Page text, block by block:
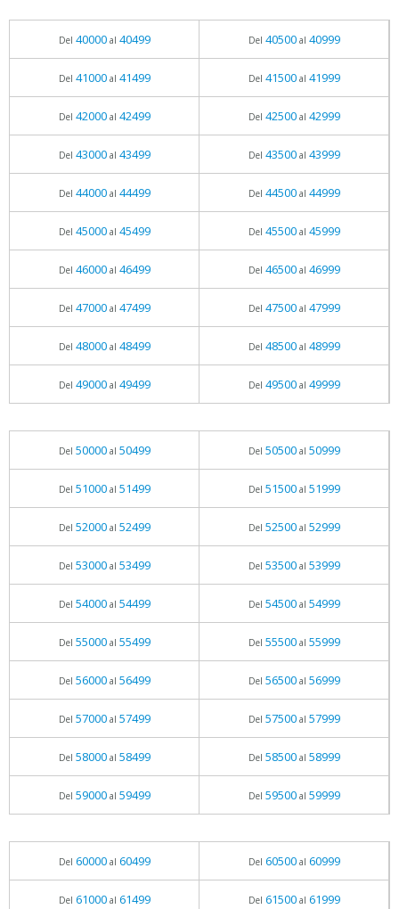
Del 40000al 40499 Del 40500al 40999
Del 41000al 41499 Del 41500al 41999
Del 42000al 42499 Del 42500al 42999
Del 43000al 43499 Del 43500al 43999
Del 44000al 44499 Del 44500al 44999
Del 45000al 45499 Del 45500al 45999
Del 46000al 46499 Del 46500al 46999
Del 47000al 47499 Del 47500al 47999
Del 48000al 48499 Del 48500al 48999
Del 49000al 49499 Del 49500al 49999
Del 50000al 50499 Del 50500al 50999
Del 51000al 51499 Del 51500al 51999
Del 52000al 52499 Del 52500al 52999
Del 53000al 53499 Del 53500al 53999
Del 54000al 54499 Del 54500al 54999
Del 55000al 55499 Del 55500al 55999
Del 56000al 56499 Del 56500al 56999
Del 57000al 57499 Del 57500al 57999
Del 58000al 58499 Del 58500al 58999
Del 59000al 59499 Del 59500al 59999
Del 60000al 60499 Del 60500al 60999
Del 61000al 61499 Del 61500al 61999